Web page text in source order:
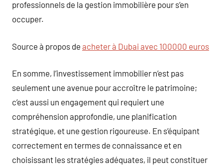
professionnels de la gestion immobilière pour s’en
occuper.
Source à propos de acheter à Dubai avec 100000 euros
En somme, l’investissement immobilier n’est pas
seulement une avenue pour accroître le patrimoine;
c’est aussi un engagement qui requiert une
compréhension approfondie, une planification
stratégique, et une gestion rigoureuse. En s’équipant
correctement en termes de connaissance et en
choisissant les stratégies adéquates, il peut constituer